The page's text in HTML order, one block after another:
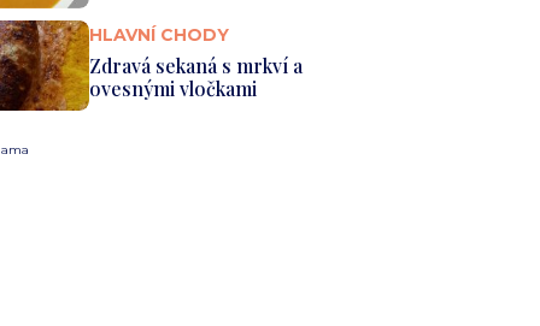
HLAVNÍ CHODY
Zdravá sekaná s mrkví a
ovesnými vločkami